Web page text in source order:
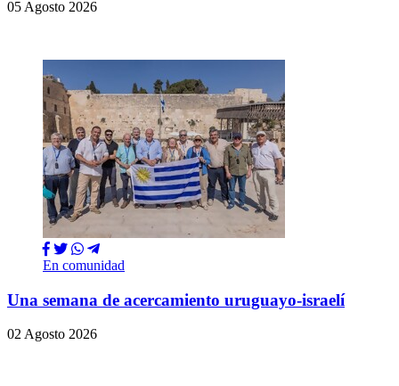
05 Agosto 2026
En comunidad
Una semana de acercamiento uruguayo-israelí
02 Agosto 2026